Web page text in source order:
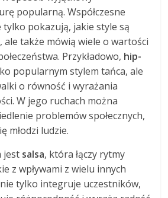
popularną. Współczesne
pokazują, jakie style są
także mówią wiele o wartości
Przykładowo, hip-
popularnym stylem tańca, ale
o równość i wyrażania
W jego ruchach można
problemów społecznych,
młodzi ludzie.
jest salsa, która łączy rytmy
z wpływami z wielu innych
tylko integruje uczestników,